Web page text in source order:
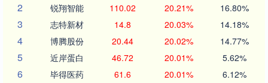
2 锐翔智能 110.02 20.21% 16.80%
3 志特新材 14.8 20.03% 14.18%
4 博腾股份 20.44 20.02% 14.77%
5 近岸蛋白 46.72 20.01% 5.62%
6 毕得医药 61.6 20.01% 6.12%